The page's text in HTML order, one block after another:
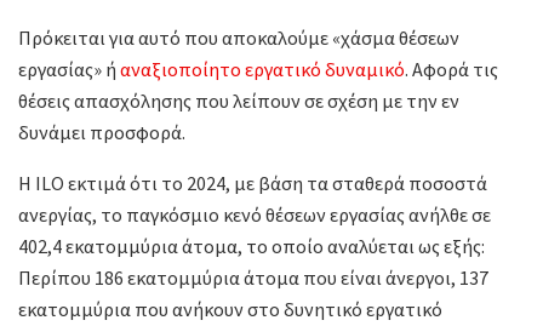
Πρόκειται για αυτό που αποκαλούμε «χάσμα θέσεων
εργασίας» ή αναξιοποίητο εργατικό δυναμικό. Αφορά τις
θέσεις απασχόλησης που λείπουν σε σχέση με την εν
δυνάμει προσφορά.
Η ILO εκτιμά ότι το 2024, με βάση τα σταθερά ποσοστά
ανεργίας, το παγκόσμιο κενό θέσεων εργασίας ανήλθε σε
402,4 εκατομμύρια άτομα, το οποίο αναλύεται ως εξής:
Περίπου 186 εκατομμύρια άτομα που είναι άνεργοι, 137
εκατομμύρια που ανήκουν στο δυνητικό εργατικό